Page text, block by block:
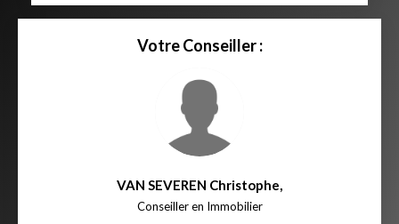
Votre Conseiller :
VAN SEVEREN Christophe,
Conseiller en Immobilier